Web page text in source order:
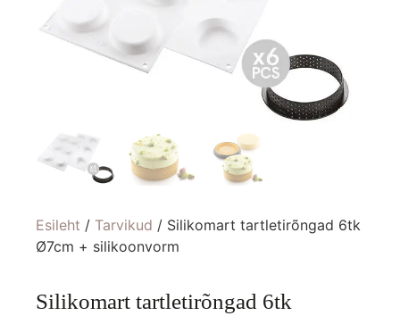
Esileht / Tarvikud / Silikomart tartletirõngad 6tk
Ø7cm + silikoonvorm
Silikomart tartletirõngad 6tk